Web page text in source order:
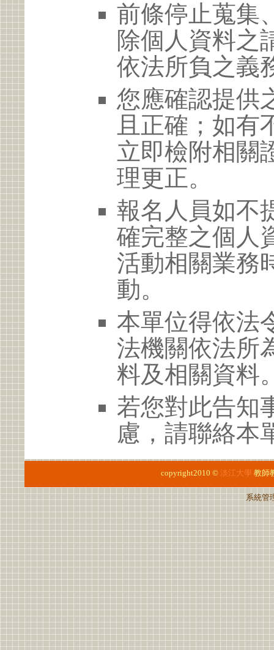
前條停止蒐集
除個人資料之
依法所負之義
您應確認提供
且正確；如有
立即檢附相關
理更正。
報名人員如不
確完整之個人
活動相關業務
動。
本單位得依法
法機關依法所
料及相關資料
若您對此告知
慮，請聯絡本
copyright2010 © 淡江大學 教師
系統管